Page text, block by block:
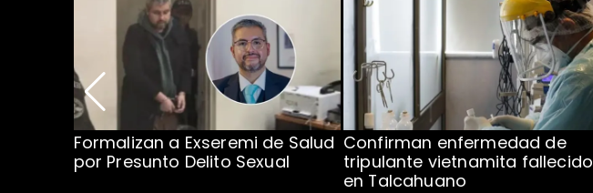
Formalizan a Exseremi de Salud
por Presunto Delito Sexual
Confirman enfermedad de
tripulante vietnamita fallecido
en Talcahuano